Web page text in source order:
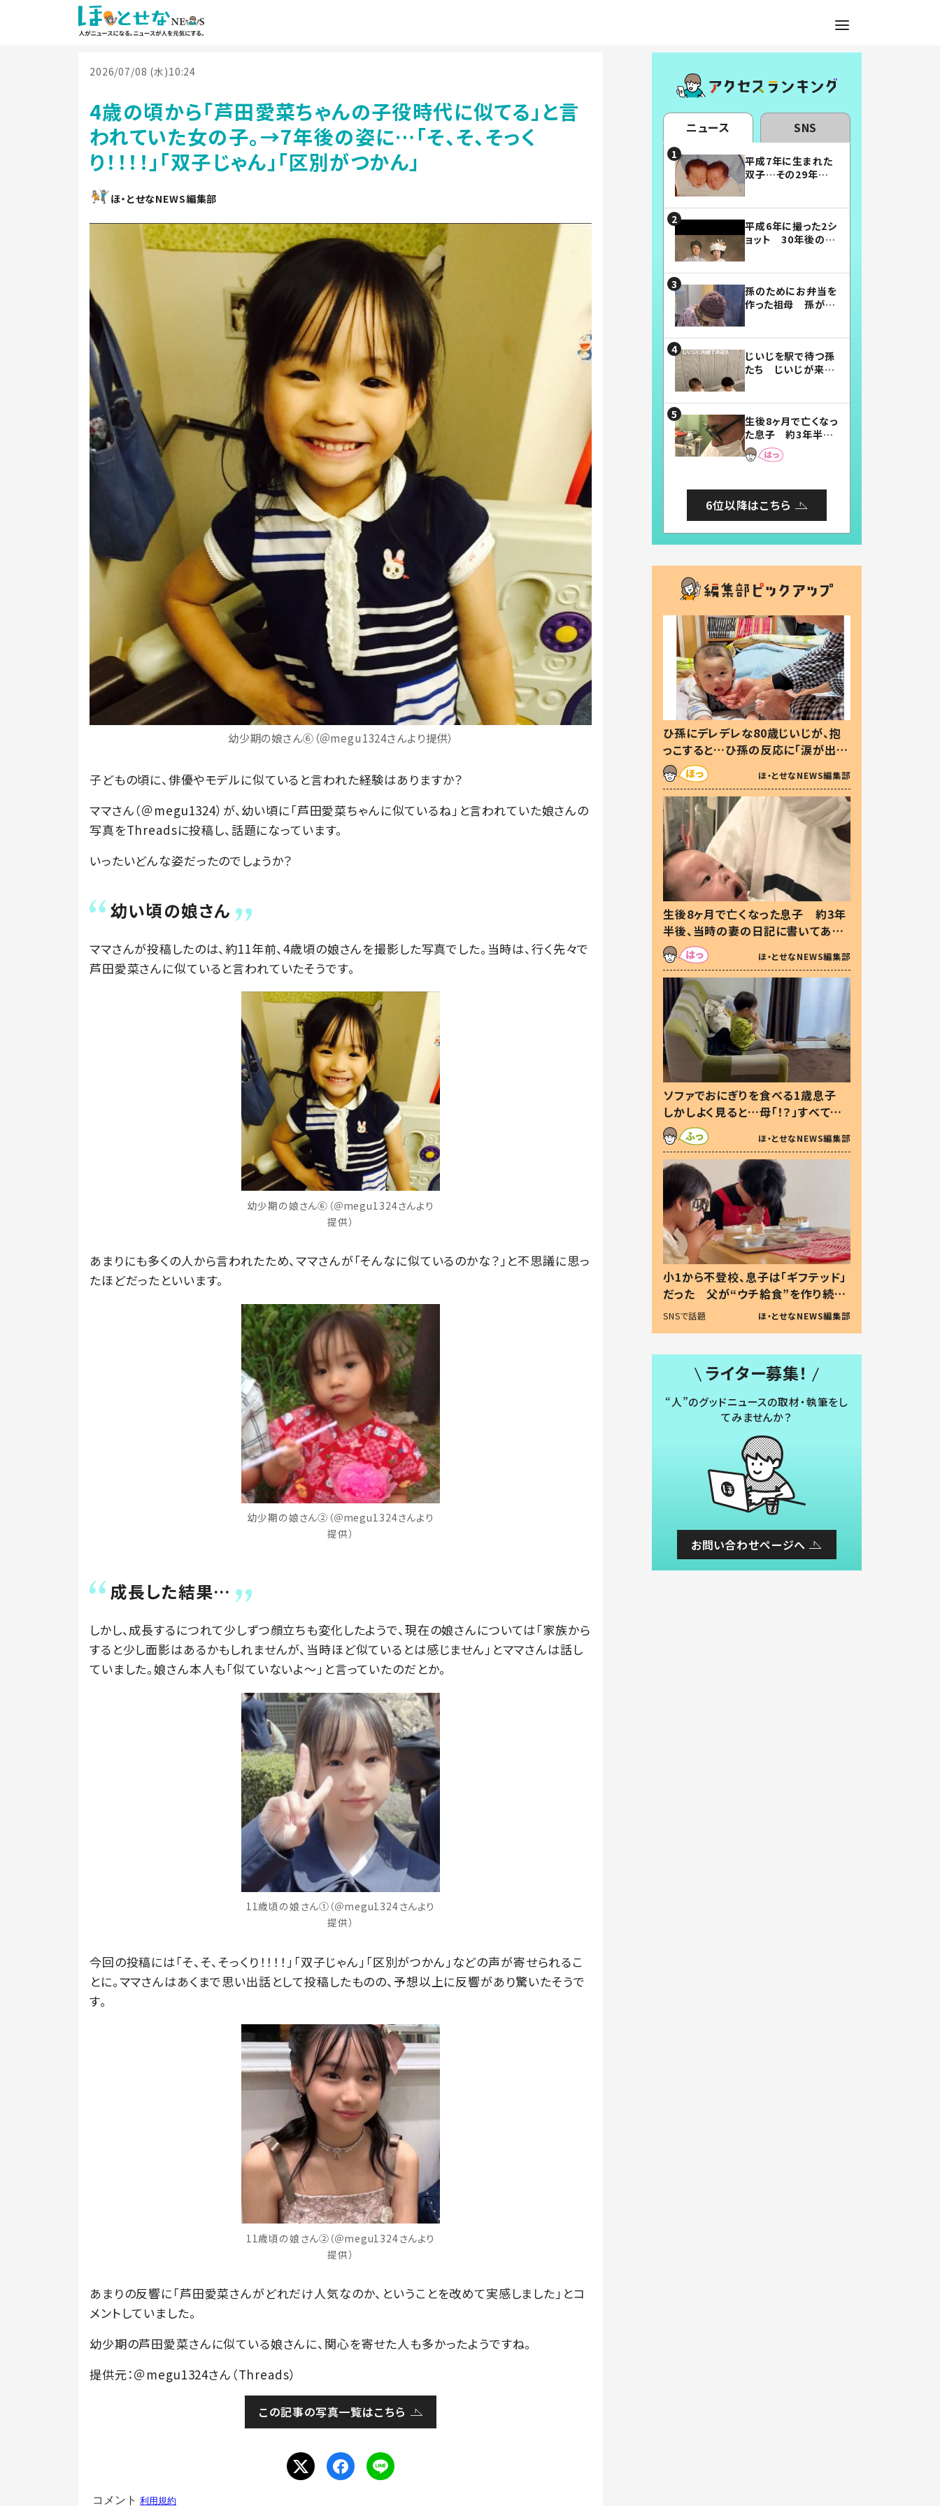
2026/07/08 (水)10:24
4歳の頃から「芦田愛菜ちゃんの子役時代に似てる」と言
われていた女の子。→7年後の姿に…「そ、そ、そっく
り！！！！」「双子じゃん」「区別がつかん」
ほ・とせなNEWS編集部
幼少期の娘さん⑥（＠megu1324さんより提供）
子どもの頃に、俳優やモデルに似ていると言われた経験はありますか？
ママさん（＠megu1324）が、幼い頃に「芦田愛菜ちゃんに似ているね」と言われていた娘さんの
写真をThreadsに投稿し、話題になっています。
いったいどんな姿だったのでしょうか？
幼い頃の娘さん
ママさんが投稿したのは、約11年前、4歳頃の娘さんを撮影した写真でした。当時は、行く先々で
芦田愛菜さんに似ていると言われていたそうです。
幼少期の娘さん⑥（＠megu1324さんより
提供）
あまりにも多くの人から言われたため、ママさんが「そんなに似ているのかな？」と不思議に思っ
たほどだったといいます。
幼少期の娘さん②（＠megu1324さんより
提供）
成長した結果…
しかし、成長するにつれて少しずつ顔立ちも変化したようで、現在の娘さんについては「家族から
すると少し面影はあるかもしれませんが、当時ほど似ているとは感じません」とママさんは話し
ていました。娘さん本人も「似ていないよ～」と言っていたのだとか。
11歳頃の娘さん①（＠megu1324さんより
提供）
今回の投稿には「そ、そ、そっくり！！！！」「双子じゃん」「区別がつかん」などの声が寄せられるこ
とに。ママさんはあくまで思い出話として投稿したものの、予想以上に反響があり驚いたそうで
す。
11歳頃の娘さん②（＠megu1324さんより
提供）
あまりの反響に「芦田愛菜さんがどれだけ人気なのか、ということを改めて実感しました」とコ
メントしていました。
幼少期の芦田愛菜さんに似ている娘さんに、関心を寄せた人も多かったようですね。
提供元：＠megu1324さん（Threads）
この記事の写真一覧はこちら
ニュース SNS
平成7年に生まれた
双子…その29年後
平成6年に撮った2シ
ョット 30年後の姿
孫のためにお弁当を
作った祖母 孫が絶
じいじを駅で待つ孫
たち じいじが来た
まらない」「幸せにな
れる」
生後8ヶ月で亡くなっ
た息子 約3年半
後、当時の妻の日記
に書いてあった本音
6位以降はこちら
ひ孫にデレデレな80歳じいじが、抱
っこすると…ひ孫の反応に「涙が出ま
した」「可愛くて仕方ない」
ほ・とせなNEWS編集部
生後8ヶ月で亡くなった息子 約3年
半後、当時の妻の日記に書いてあっ
た本音とは
ほ・とせなNEWS編集部
ソファでおにぎりを食べる1歳息子
しかしよく見ると…母「！？」すべてを
察した母の投稿に「可愛いから許
す！」「現行犯〜」
ほ・とせなNEWS編集部
小1から不登校、息子は「ギフテッド」
だった 父が“ウチ給食”を作り続け
る理由とは #令和の親 #令和の子
SNSで話題 ほ・とせなNEWS編集部
ライター募集！
“人”のグッドニュースの取材・執筆をし
てみませんか？
お問い合わせページへ